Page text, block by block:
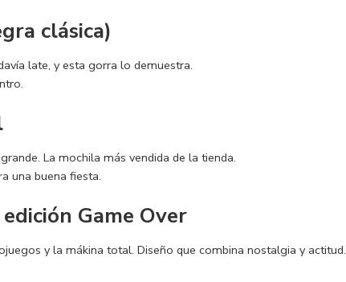
clásica)
late, y esta gorra lo demuestra.
La mochila más vendida de la tienda.
una buena fiesta.
Game Over
y la mákina total. Diseño que combina nostalgia y actitud.